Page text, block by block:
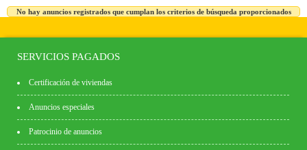
No hay anuncios registrados que cumplan los criterios de búsqueda proporcionados
SERVICIOS PAGADOS
Certificación de viviendas
Anuncios especiales
Patrocinio de anuncios